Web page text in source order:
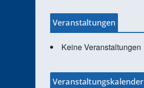
Veranstaltungen
Keine Veranstaltungen
Veranstaltungskalender